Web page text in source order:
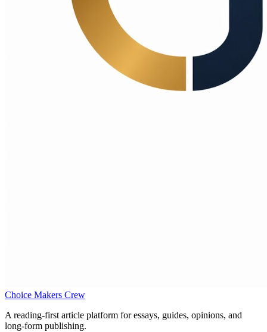
Choice Makers Crew
A reading-first article platform for essays, guides, opinions, and
long-form publishing.